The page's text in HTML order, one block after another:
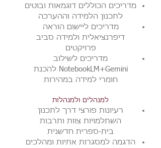
מדריכים הכוללים דוגמאות ובוטים
לתכנון הלמידה וההערכה
מדריכים ליישום הוראה
דיפרנציאלית ולמידה סביב
פרויקטים
מדריכים לשילוב
NotebookLM+Gemini להכנת
חומרי למידה במהירות
למנהלים ולמנהלות
רעיונות פורצי דרך לתכנון
השתלמויות צוות ותרבות
בית-ספרית חדשנית
הדגמה למסגרות אתיות ומהלכים